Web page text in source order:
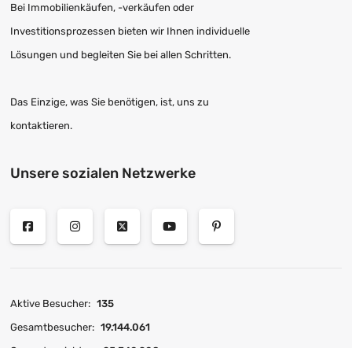
Bei Immobilienkäufen, -verkäufen oder
Investitionsprozessen bieten wir Ihnen individuelle
Lösungen und begleiten Sie bei allen Schritten.
Das Einzige, was Sie benötigen, ist, uns zu
kontaktieren.
Unsere sozialen Netzwerke
Aktive Besucher: 135
Gesamtbesucher: 19.144.061